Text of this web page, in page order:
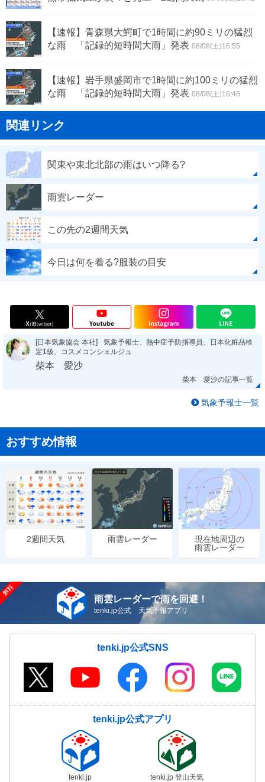
【速報】青森県大鰐町で1時間に約90ミリの猛烈
な雨 「記録的短時間大雨」発表 08/08(土)16:55
【速報】岩手県盛岡市で1時間に約100ミリの猛烈
な雨 「記録的短時間大雨」発表 08/08(土)16:46
関連リンク
関東や東北北部の雨はいつ降る?
雨雲レーダー
この先の2週間天気
今日は何を着る?服装の目安
[日本気象協会 本社]
気象予報士、熱中症予防指導員、日本化粧品検
定1級、コスメコンシェルジュ
柴本 愛沙
柴本 愛沙の記事一覧
気象予報士一覧
おすすめ情報
2週間天気 雨雲レーダー
現在地周辺の
雨雲レーダー
雨雲レーダーで雨を回避！
tenki.jp公式 天気予報アプリ
tenki.jp公式SNS
tenki.jp公式アプリ
tenki.jp tenki.jp 登山天気